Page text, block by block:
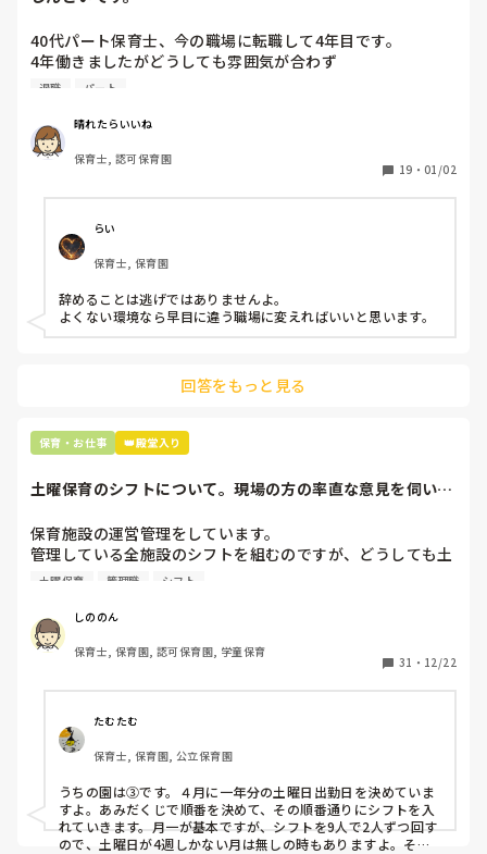
40代パート保育士、今の職場に転職して4年目です。
4年働きましたがどうしても雰囲気が合わず
退職しようと思っています。
周りの職員は、勤続10年以上から何十年という先生がほとん
どです。
保護者子どもの愚痴悪口が多く、
今で言う不適切保育も
仕方ないよね
もう何も言わずに
子どもの言いなりになればいいんだね
などいう意見で…
上の先生に相談することは難しそうです。
最後の職場にしようと思っていましたが
辞めることは逃げ、と、過去辞めた人も何年も言われ続けて
います
退職 パート
晴れたらいいね
保育士, 認可保育園
19 ・ 01/02
らい
保育士, 保育園
辞めることは逃げではありませんよ。
よくない環境なら早目に違う職場に変えればいいと思います。
回答をもっと見る
保育・お仕事 👑殿堂入り
土曜保育のシフトについて。現場の方の率直な意見を伺いた
保育施設の運営管理をしています。
管理している全施設のシフトを組むのですが、どうしても土
曜保育だけは入れる方が少なく、いつも苦労しています。
て入職しているはずですが、いざ勤務が始まると一日も土曜
出勤が出来ない方ばかりです。
①土曜日の希望休は2日まで、と制限をかける
②毎月、必ず土曜保育に入ることのできる日を1日だけピッ
クアップしてもらう
③仮シフトが出た時、土曜出勤が難しければ自身で代わりの
人を交渉して見つけてもらう
上記のいずれかの対策を取り入れることを考えています。
土曜保育 管理職 シフト
しののん
保育士, 保育園, 認可保育園, 学童保育
31 ・ 12/22
たむたむ
保育士, 保育園, 公立保育園
うちの園は③です。４月に一年分の土曜日出勤日を決めていま
すよ。あみだくじで順番を決めて、その順番通りにシフトを入
れていきます。月一が基本ですが、シフトを9人で2人ずつ回す
ので、土曜日が4週しかない月は無しの時もありますよ。その